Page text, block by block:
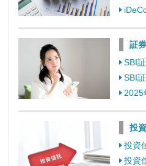
証
SBI
SBI
2025
投
投資
投資